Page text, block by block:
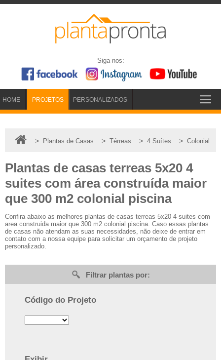
Siga-nos:
HOME PROJETOS PERSONALIZADOS
> Plantas de Casas > Térreas > 4 Suítes > Colonial
Plantas de casas terreas 5x20 4
suites com área construída maior
que 300 m2 colonial piscina
Confira abaixo as melhores plantas de casas terreas 5x20 4 suites com
area construida maior que 300 m2 colonial piscina. Caso essas plantas
de casas não atendam as suas necessidades, não deixe de entrar em
contato com a nossa equipe para solicitar um orçamento de projeto
personalizado.
Filtrar plantas por:
Código do Projeto